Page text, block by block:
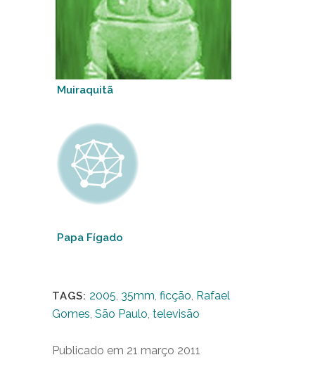
Muiraquitã
Papa Fígado
TAGS: 2005, 35mm, ficção, Rafael
Gomes, São Paulo, televisão
Publicado em 21 março 2011